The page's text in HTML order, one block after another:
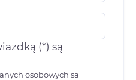
(*) są
osobowych są